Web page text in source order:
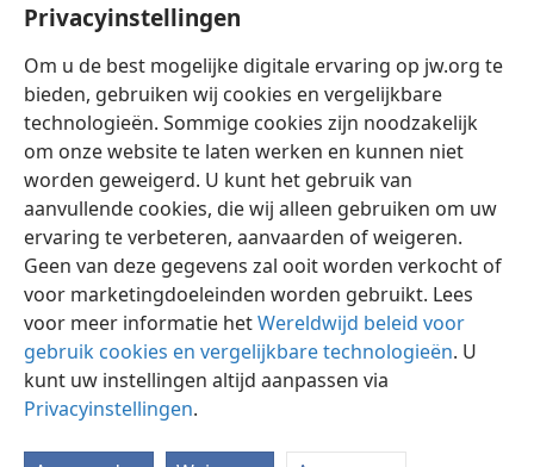
Privacyinstellingen
Om u de best mogelijke digitale ervaring op jw.org te
bieden, gebruiken wij cookies en vergelijkbare
technologieën. Sommige cookies zijn noodzakelijk
om onze website te laten werken en kunnen niet
worden geweigerd. U kunt het gebruik van
aanvullende cookies, die wij alleen gebruiken om uw
ervaring te verbeteren, aanvaarden of weigeren.
Geen van deze gegevens zal ooit worden verkocht of
voor marketingdoeleinden worden gebruikt. Lees
voor meer informatie hetWereldwijd beleid voor
gebruik cookies en vergelijkbare technologieën. U
kunt uw instellingen altijd aanpassen via
Privacyinstellingen.
Vader en van de Zoon en van de heilige geest,
opgedragen.
En weet: ik ben met jullie, alle dagen,
tot het einde van het tijdperk.’
Nederlands Delen Instellingen
Copyright © 2026 Watch Tower Bible and Tract Society of Pennsylvania
Gebruiksvoorwaarden Privacybeleid
Privacyinstellingen
JW.ORG
Inloggen